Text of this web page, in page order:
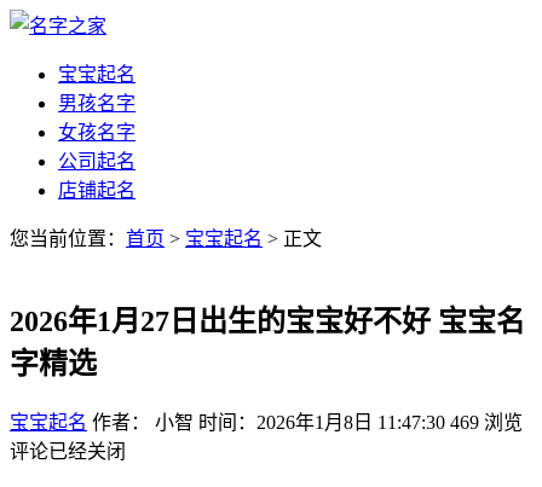
宝宝起名
男孩名字
女孩名字
公司起名
店铺起名
您当前位置： 首页 > 宝宝起名 > 正文
2026年1月27日出生的宝宝好不好 宝宝名
字精选
宝宝起名 作者： 小智 时间：2026年1月8日 11:47:30 469 浏览
评论已经关闭